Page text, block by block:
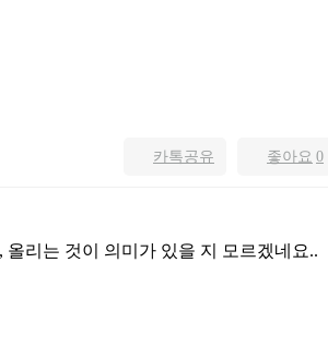
좋아요 0
카톡공유
리는 것이 의미가 있을 지 모르겠네요..